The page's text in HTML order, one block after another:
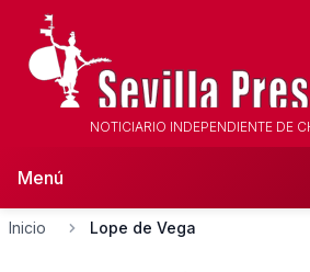
NOTICIARIO INDEPENDIENTE DE
Menú
Inicio Lope de Vega